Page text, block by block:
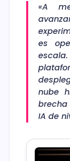
«A
es
nube
brecha
IA de